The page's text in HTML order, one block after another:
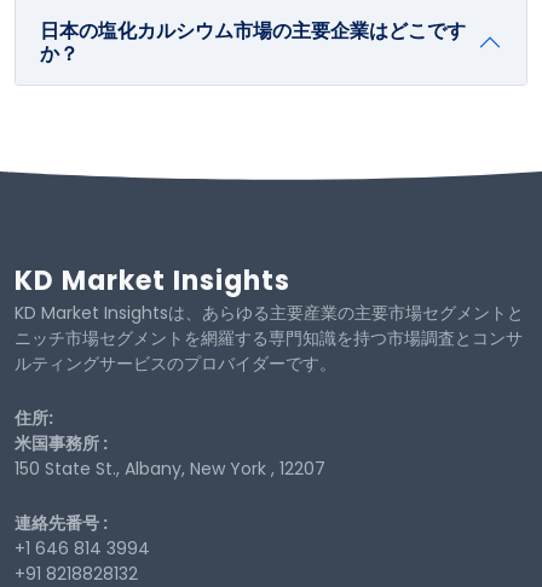
日本の塩化カルシウム市場の主要企業はどこです
か？
KD Market Insights
KD Market Insightsは、あらゆる主要産業の主要市場セグメントと
ニッチ市場セグメントを網羅する専門知識を持つ市場調査とコンサ
ルティングサービスのプロバイダーです。
住所:
米国事務所 :
150 State St., Albany, New York , 12207
連絡先番号 :
+1 646 814 3994
+91 8218828132